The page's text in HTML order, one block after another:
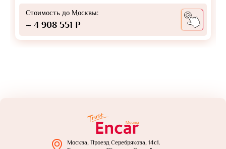
Стоимость до Москвы:
~ 4 908 551 ₽
Москва, Проезд Серебрякова, 14с1.